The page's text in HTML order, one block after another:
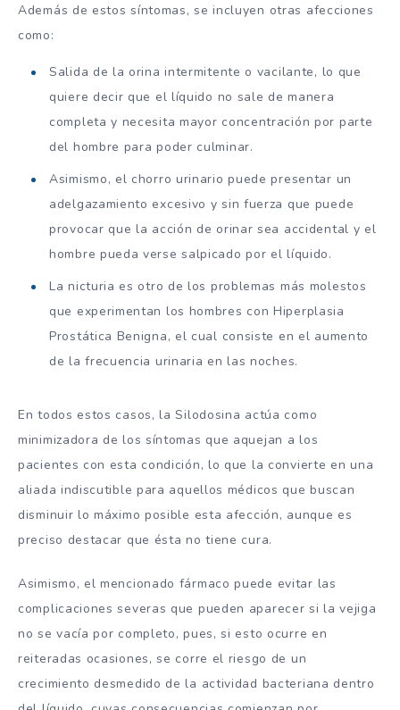
Además de estos síntomas, se incluyen otras afecciones
como:
Salida de la orina intermitente o vacilante, lo que
quiere decir que el líquido no sale de manera
completa y necesita mayor concentración por parte
del hombre para poder culminar.
Asimismo, el chorro urinario puede presentar un
adelgazamiento excesivo y sin fuerza que puede
provocar que la acción de orinar sea accidental y el
hombre pueda verse salpicado por el líquido.
La nicturia es otro de los problemas más molestos
que experimentan los hombres con Hiperplasia
Prostática Benigna, el cual consiste en el aumento
de la frecuencia urinaria en las noches.
En todos estos casos, la Silodosina actúa como
minimizadora de los síntomas que aquejan a los
pacientes con esta condición, lo que la convierte en una
aliada indiscutible para aquellos médicos que buscan
disminuir lo máximo posible esta afección, aunque es
preciso destacar que ésta no tiene cura.
Asimismo, el mencionado fármaco puede evitar las
complicaciones severas que pueden aparecer si la vejiga
no se vacía por completo, pues, si esto ocurre en
reiteradas ocasiones, se corre el riesgo de un
crecimiento desmedido de la actividad bacteriana dentro